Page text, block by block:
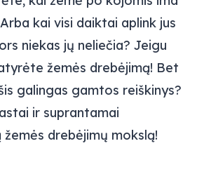
kai visi daiktai aplink jus
niekas jų neliečia? Jeigu
žemės drebėjimą! Bet
galingas gamtos reiškinys?
ir suprantamai
žemės drebėjimų mokslą!